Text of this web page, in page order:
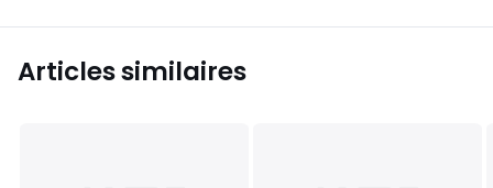
Articles similaires